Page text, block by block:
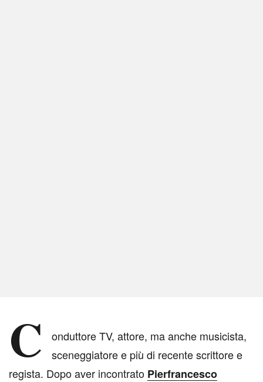
C
onduttore TV, attore, ma anche musicista,
sceneggiatore e più di recente scrittore e
regista. Dopo aver incontrato Pierfrancesco